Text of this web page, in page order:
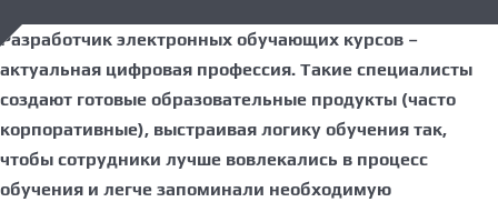
Разработчик электронных обучающих курсов –
актуальная цифровая профессия. Такие специалисты
создают готовые образовательные продукты (часто
корпоративные), выстраивая логику обучения так,
чтобы сотрудники лучше вовлекались в процесс
обучения и легче запоминали необходимую